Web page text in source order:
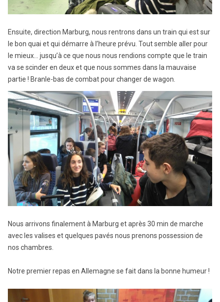
Ensuite, direction Marburg, nous rentrons dans un train qui est sur
le bon quai et qui démarre à l’heure prévu. Tout semble aller pour
le mieux… jusqu’à ce que nous nous rendions compte que le train
va se scinder en deux et que nous sommes dans la mauvaise
partie ! Branle-bas de combat pour changer de wagon.
Nous arrivons finalement à Marburg et après 30 min de marche
avec les valises et quelques pavés nous prenons possession de
nos chambres.
Notre premier repas en Allemagne se fait dans la bonne humeur !